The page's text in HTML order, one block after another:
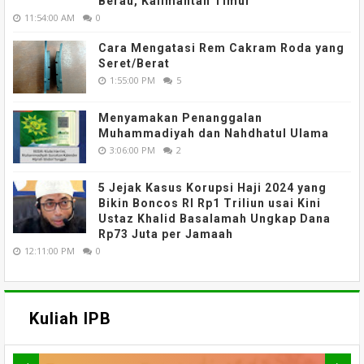
11:54:00 AM 0
Cara Mengatasi Rem Cakram Roda yang
Seret/Berat
1:55:00 PM 5
Menyamakan Penanggalan
Muhammadiyah dan Nahdhatul Ulama
3:06:00 PM 2
5 Jejak Kasus Korupsi Haji 2024 yang
Bikin Boncos RI Rp1 Triliun usai Kini
Ustaz Khalid Basalamah Ungkap Dana
Rp73 Juta per Jamaah
12:11:00 PM 0
Kuliah IPB